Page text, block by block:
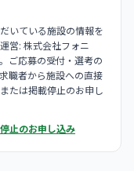
いている施設の情報を
営: 株式会社フォニ
ご応募の受付・選考の
職者から施設への直接
たは掲載停止のお申し
止のお申し込み